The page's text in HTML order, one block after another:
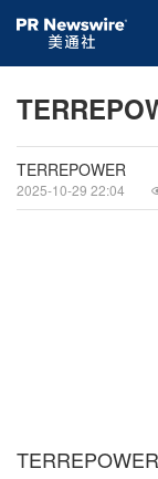
TERREPOWER
2025-10-29 22:04